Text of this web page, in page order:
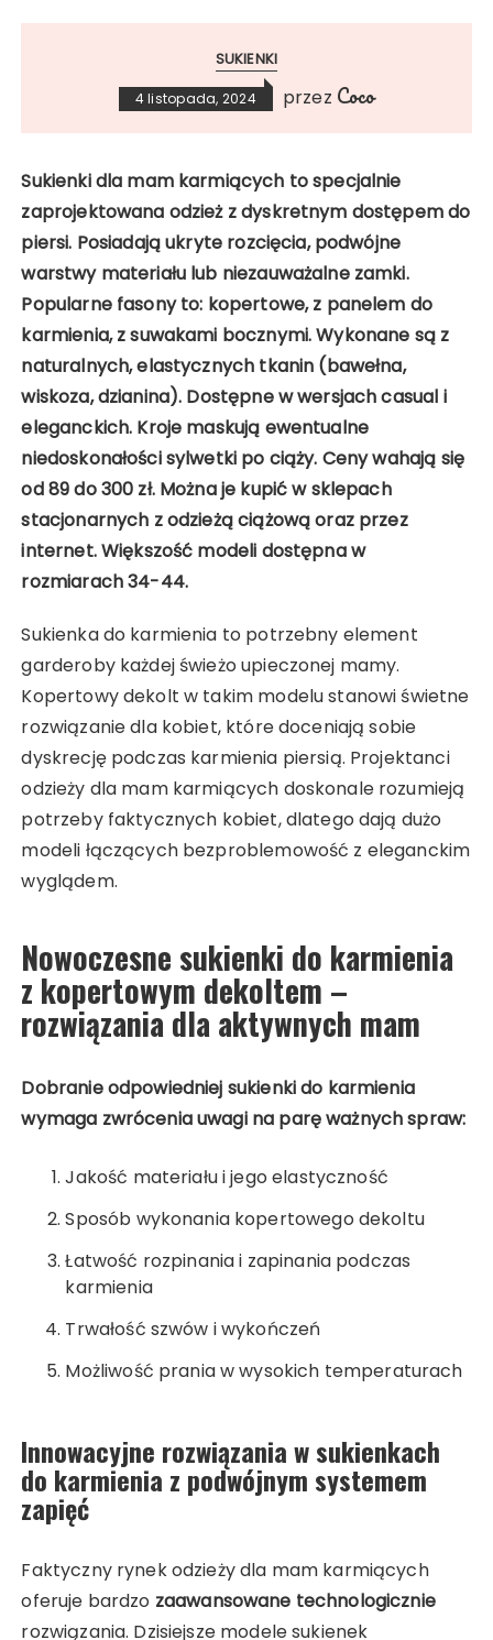
SUKIENKI
4 listopada, 2024 przez Coco
Sukienki dla mam karmiących to specjalnie
zaprojektowana odzież z dyskretnym dostępem do
piersi. Posiadają ukryte rozcięcia, podwójne
warstwy materiału lub niezauważalne zamki.
Popularne fasony to: kopertowe, z panelem do
karmienia, z suwakami bocznymi. Wykonane są z
naturalnych, elastycznych tkanin (bawełna,
wiskoza, dzianina). Dostępne w wersjach casual i
eleganckich. Kroje maskują ewentualne
niedoskonałości sylwetki po ciąży. Ceny wahają się
od 89 do 300 zł. Można je kupić w sklepach
stacjonarnych z odzieżą ciążową oraz przez
internet. Większość modeli dostępna w
rozmiarach 34-44.
Sukienka do karmienia to potrzebny element
garderoby każdej świeżo upieczonej mamy.
Kopertowy dekolt w takim modelu stanowi świetne
rozwiązanie dla kobiet, które doceniają sobie
dyskrecję podczas karmienia piersią. Projektanci
odzieży dla mam karmiących doskonale rozumieją
potrzeby faktycznych kobiet, dlatego dają dużo
modeli łączących bezproblemowość z eleganckim
wyglądem.
Nowoczesne sukienki do karmienia
z kopertowym dekoltem –
rozwiązania dla aktywnych mam
Dobranie odpowiedniej sukienki do karmienia
wymaga zwrócenia uwagi na parę ważnych spraw:
Jakość materiału i jego elastyczność
Sposób wykonania kopertowego dekoltu
Łatwość rozpinania i zapinania podczas
karmienia
Trwałość szwów i wykończeń
Możliwość prania w wysokich temperaturach
Innowacyjne rozwiązania w sukienkach
do karmienia z podwójnym systemem
zapięć
Faktyczny rynek odzieży dla mam karmiących
oferuje bardzo zaawansowane technologicznie
rozwiązania. Dzisiejsze modele sukienek